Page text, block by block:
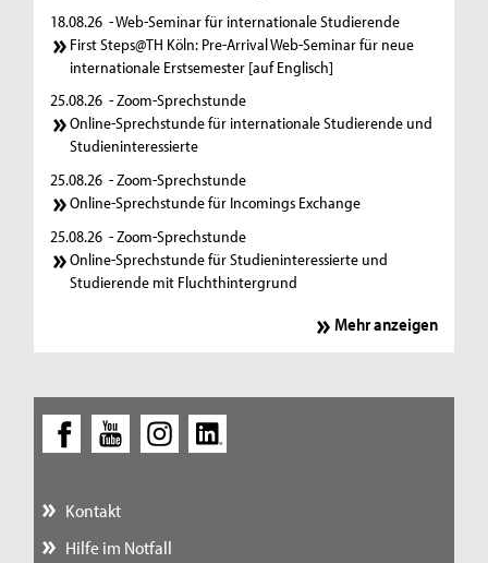
18.08.26 - Web-Seminar für internationale Studierende
First Steps@TH Köln: Pre-Arrival Web-Seminar für neue
internationale Erstsemester [auf Englisch]
25.08.26 - Zoom-Sprechstunde
Online-Sprechstunde für internationale Studierende und
Studieninteressierte
25.08.26 - Zoom-Sprechstunde
Online-Sprechstunde für Incomings Exchange
25.08.26 - Zoom-Sprechstunde
Online-Sprechstunde für Studieninteressierte und
Studierende mit Fluchthintergrund
Mehr anzeigen
Kontakt
Hilfe im Notfall